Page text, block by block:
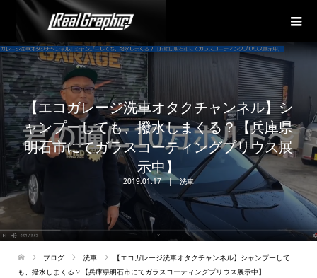
【エコガレージ洗車オタクチャンネル】シ
ャンプーしても、撥水しまくる？【兵庫県
明石市にてガラスコーティングプリウス展
示中】
2019.01.17 洗車
ブログ 洗車
【エコガレージ洗車オタクチャンネル】シャンプーして
も、撥水しまくる？【兵庫県明石市にてガラスコーティングプリウス展示中】